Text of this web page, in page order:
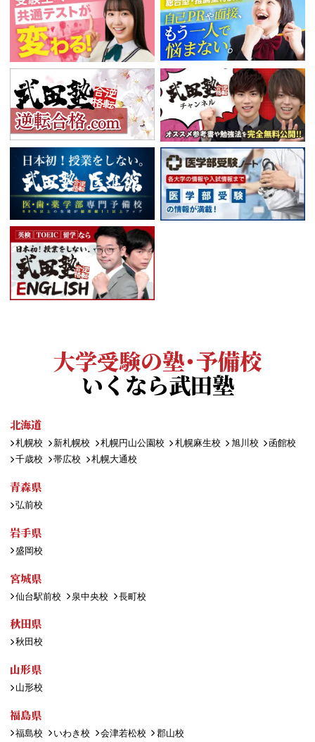
大学受験の塾・予備校
いくなら武田塾
北海道
札幌校 新札幌校 札幌円山公園校 札幌麻生校 旭川校
函館校
千歳校
帯広校 札幌大通校
青森県
弘前校
岩手県
盛岡校
宮城県
仙台駅前校 泉中央校 長町校
秋田県
秋田校
山形県
山形校
福島県
福島校 いわき校 会津若松校 郡山校